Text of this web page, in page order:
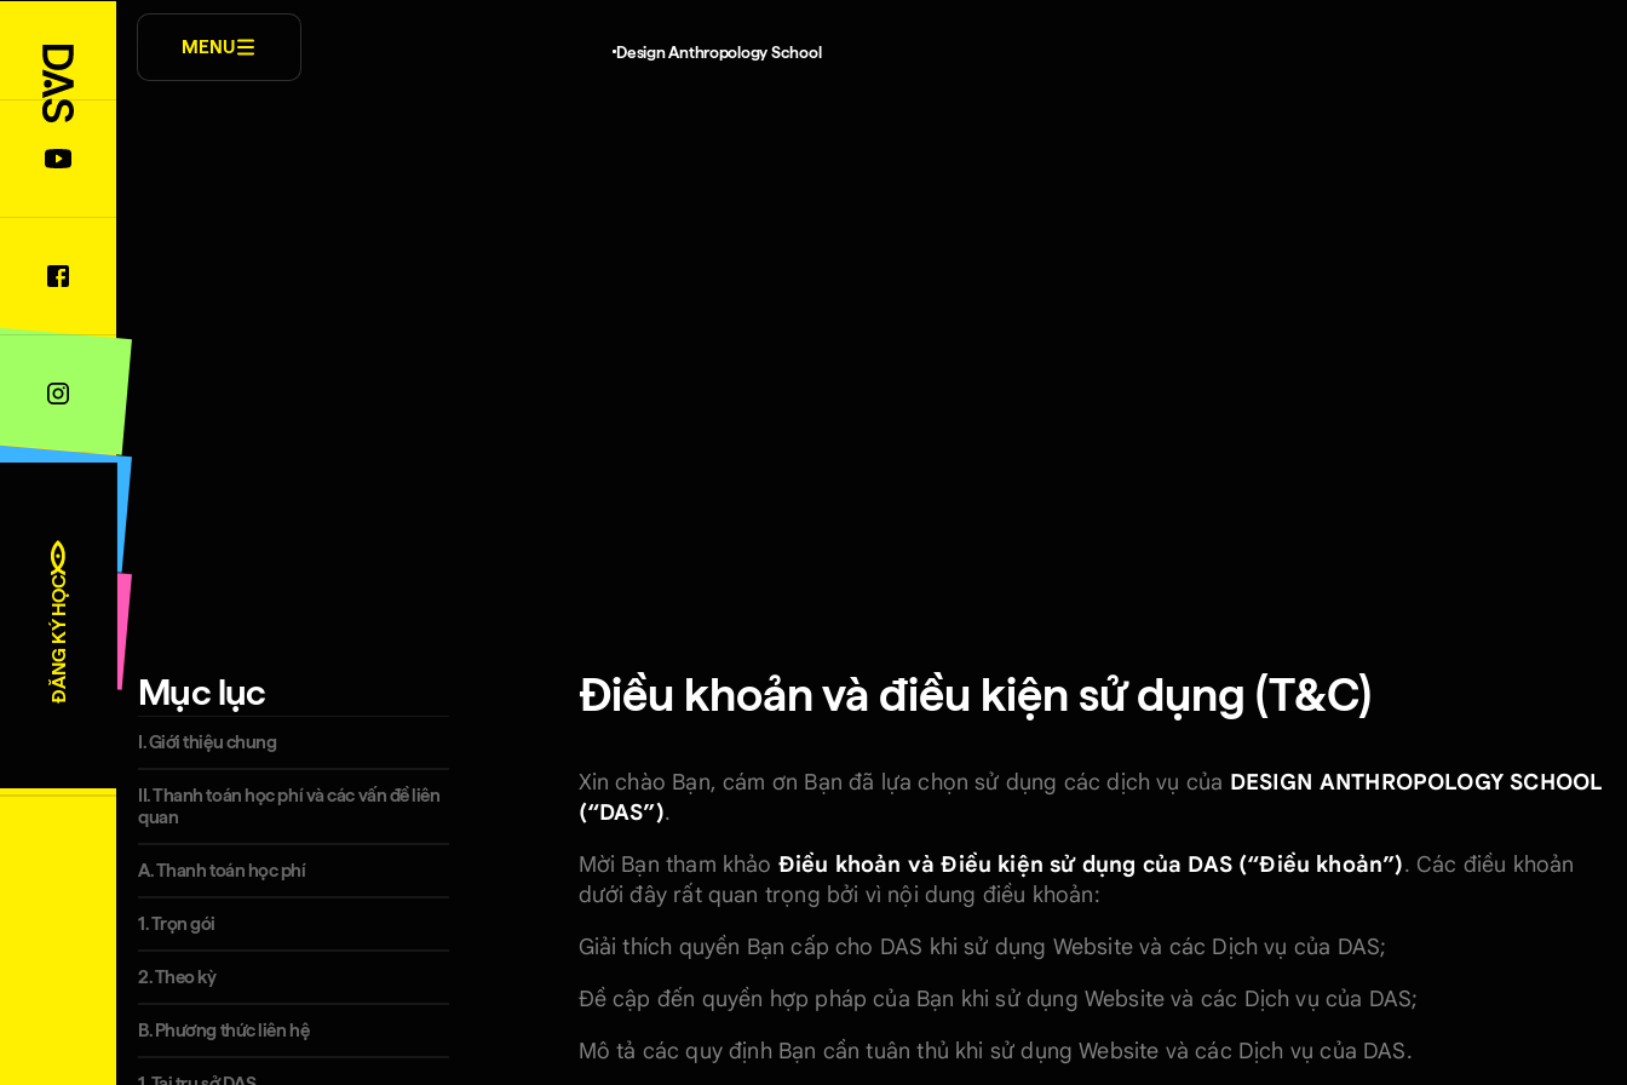
MENU
Học viên xuất sắc
④Về chúng tôi
⑤DAS Daily Vibe
⑥Tin tức
ĐĂNG KÝ HỌC
Chính sách Design Anthropology School
Mục lục
I. Giới thiệu chung
II. Thanh toán học phí và các vấn đề liên
quan
A. Thanh toán học phí
1. Trọn gói
2. Theo kỳ
B. Phương thức liên hệ
Điều khoản và điều kiện sử dụng (T&C)
Xin chào Bạn, cám ơn Bạn đã lựa chọn sử dụng các dịch vụ của DESIGN ANTHROPOLOGY SCHOOL
(“DAS”).
Mời Bạn tham khảo Điều khoản và Điều kiện sử dụng của DAS (“Điều khoản”). Các điều khoản
dưới đây rất quan trọng bởi vì nội dung điều khoản:
Giải thích quyền Bạn cấp cho DAS khi sử dụng Website và các Dịch vụ của DAS;
Đề cập đến quyền hợp pháp của Bạn khi sử dụng Website và các Dịch vụ của DAS;
Mô tả các quy định Bạn cần tuân thủ khi sử dụng Website và các Dịch vụ của DAS.